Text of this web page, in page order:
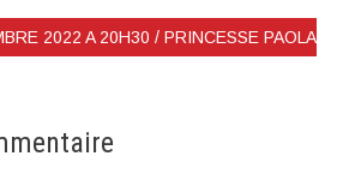
2022 A 20H30 / PRINCESSE PAOLA